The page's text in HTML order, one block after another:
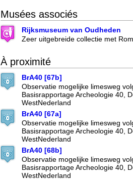
Musées associés
Rijksmuseum van Oudheden
Zeer uitgebreide collectie met
À proximité
BrA40 [67b]
Observatie mogelijke limesweg
Basisrapportage Archeologie 40,
WestNederland
BrA40 [67a]
Observatie mogelijke limesweg
Basisrapportage Archeologie 40,
WestNederland
BrA40 [68b]
Observatie mogelijke limesweg
Basisrapportage Archeologie 40,
WestNederland